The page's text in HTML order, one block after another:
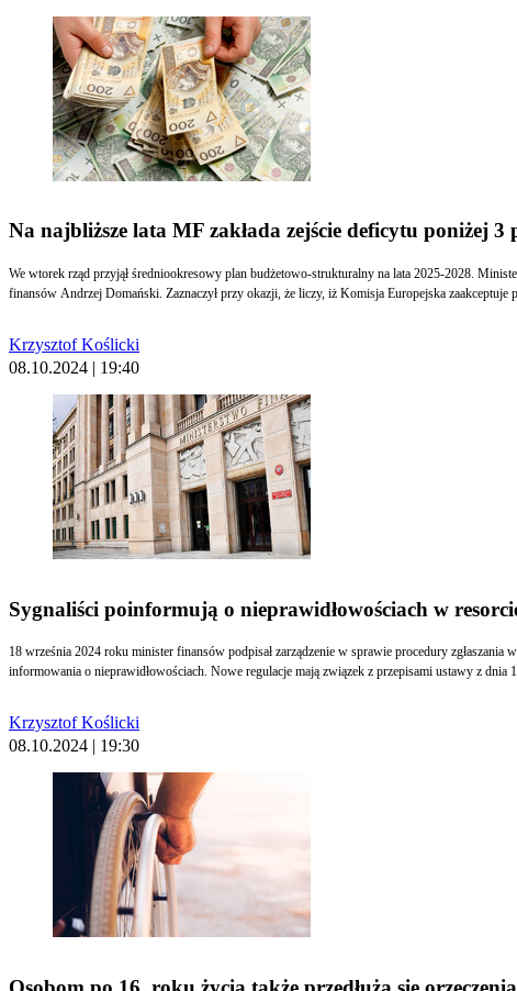
Na najbliższe lata MF zakłada zejście deficytu poniżej 3
We wtorek rząd przyjął średniookresowy plan budżetowo-strukturalny na lata 2025-2028.
finansów Andrzej Domański. Zaznaczył przy okazji, że liczy, iż Komisja Europejska zaakceptuje
Krzysztof Koślicki
08.10.2024 | 19:40
Sygnaliści poinformują o nieprawidłowościach w
18 września 2024 roku minister finansów podpisał zarządzenie w sprawie procedury
informowania o nieprawidłowościach. Nowe regulacje mają związek z przepisami ustawy z dnia
Krzysztof Koślicki
08.10.2024 | 19:30